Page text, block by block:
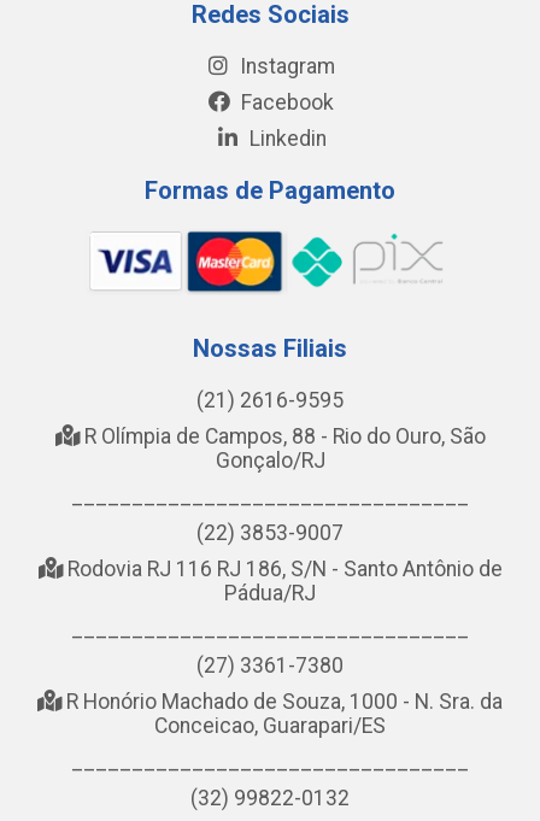
Redes Sociais
Instagram
Facebook
Linkedin
Formas de Pagamento
Nossas Filiais
(21) 2616-9595
R Olímpia de Campos, 88 - Rio do Ouro, São
Gonçalo/RJ
(22) 3853-9007
Rodovia RJ 116 RJ 186, S/N - Santo Antônio de
Pádua/RJ
(27) 3361-7380
R Honório Machado de Souza, 1000 - N. Sra. da
Conceicao, Guarapari/ES
(32) 99822-0132